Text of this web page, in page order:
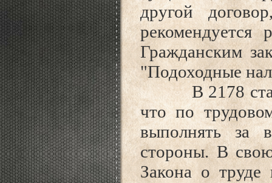
другой
рекомендуется
Гражданским
"Подоходные
В 2178 статье
что по
выполнять за
стороны. В
Закона о труде